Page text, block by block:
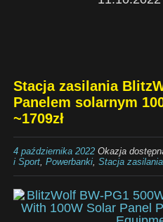
Stacja zasilania
Panelem solarnym
~1709zł
4 października 2022Okazja
i Sport, Powerbanki, Stacja zasilania